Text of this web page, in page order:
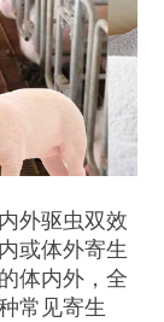
外驱虫双效
或体外寄生
体内外，全
常见寄生